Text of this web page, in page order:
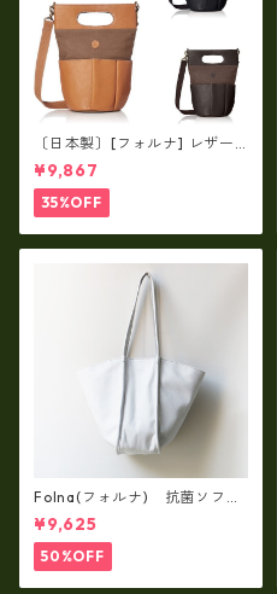
〔日本製〕[フォルナ] レザー×
パラフィン筒型2way シュリン
クレザー×79Aパラフィン fo
-259630
¥9,867
35%OFF
Folna(フォルナ) 抗菌ソフト
スムースレザー トートバッグ
¥9,625
50%OFF